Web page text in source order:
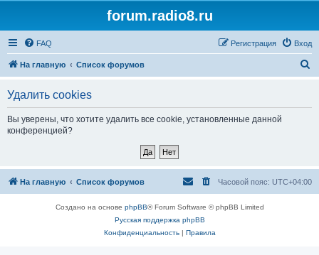
forum.radio8.ru
FAQ Вход
Регистрация
На главную Список форумов
Удалить cookies
Вы уверены, что хотите удалить все cookie, установленные данной
конференцией?
На главную Список форумов Часовой пояс: UTC+04:00
Создано на основе phpBB® Forum Software © phpBB Limited
Русская поддержка phpBB
Конфиденциальность| Правила